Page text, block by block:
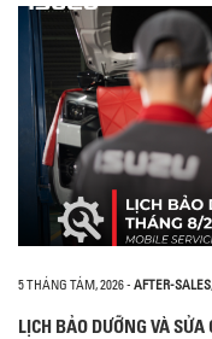
5 THÁNG TÁM, 2026- AFTER-SALES,
LỊCH BẢO DƯỠNG VÀ